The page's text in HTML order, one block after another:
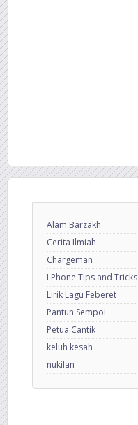
Alam Barzakh
Cerita Ilmiah
Chargeman
I Phone Tips and Tricks
Lirik Lagu Feberet
Pantun Sempoi
Petua Cantik
keluh kesah
nukilan